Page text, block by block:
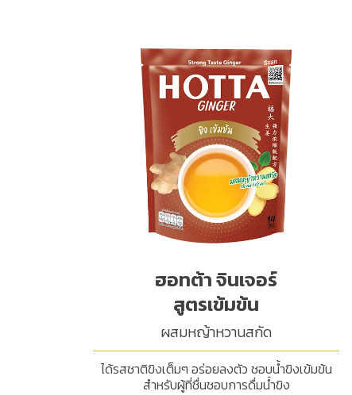
ฮอทต้า จินเจอร์
สูตรเข้มข้น
ผสมหญ้าหวานสกัด
ได้รสชาติขิงเต็มๆ อร่อยลงตัว ชอบน้ำขิงเข้มข้น
สำหรับผู้ที่ชื่นชอบการดื่มน้ำขิง